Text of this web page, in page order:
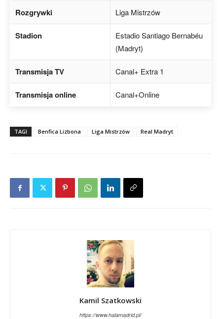
Rozgrywki Liga Mistrzów
Stadion
Estadio Santiago Bernabéu
(Madryt)
Transmisja TV Canal+ Extra 1
Transmisja online Canal+Online
TAGI Benfica Lizbona Liga Mistrzów Real Madryt
Kamil Szatkowski
https://www.halamadrid.pl/